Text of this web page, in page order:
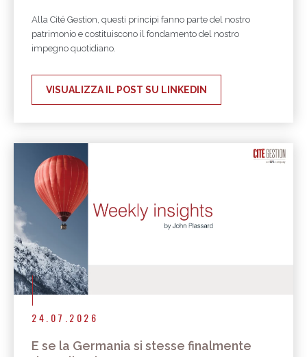
Alla Cité Gestion, questi principi fanno parte del nostro
patrimonio e costituiscono il fondamento del nostro
impegno quotidiano.
VISUALIZZA IL POST SU LINKEDIN
24.07.2026
E se la Germania si stesse finalmente